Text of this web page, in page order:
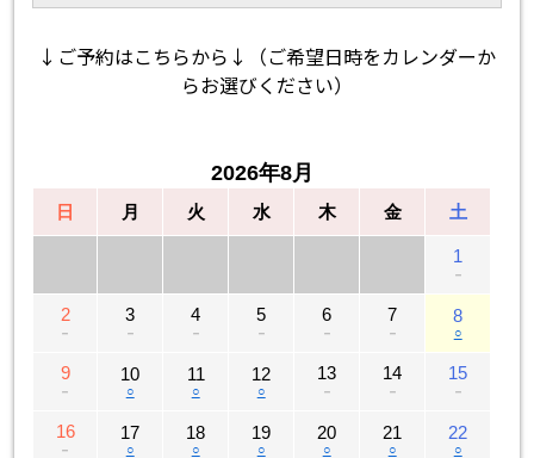
↓ご予約はこちらから↓（ご希望日時をカレンダーか
らお選びください）
2026年8月
日 月 火 水 木 金 土
1
－
2
－
3
－
4
－
5
－
6
－
7
－
8
○
9
－
10
○
11
○
12
○
13
－
14
－
15
－
16
－
17
○
18
○
19
○
20
○
21
○
22
○